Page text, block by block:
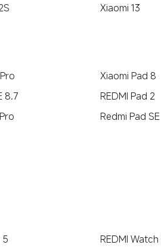
Xiaomi 13
Xiaomi Pad 8
8.7 REDMI Pad 2
Redmi Pad SE
5 REDMI